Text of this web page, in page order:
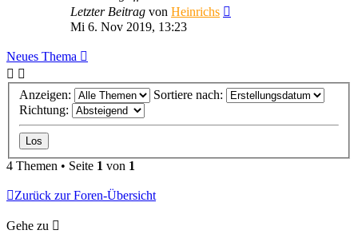
Letzter Beitrag von Heinrichs
Mi 6. Nov 2019, 13:23
Neues Thema
Anzeigen:
Sortiere nach:
Richtung:
4 Themen • Seite 1 von 1
Zurück zur Foren-Übersicht
Gehe zu